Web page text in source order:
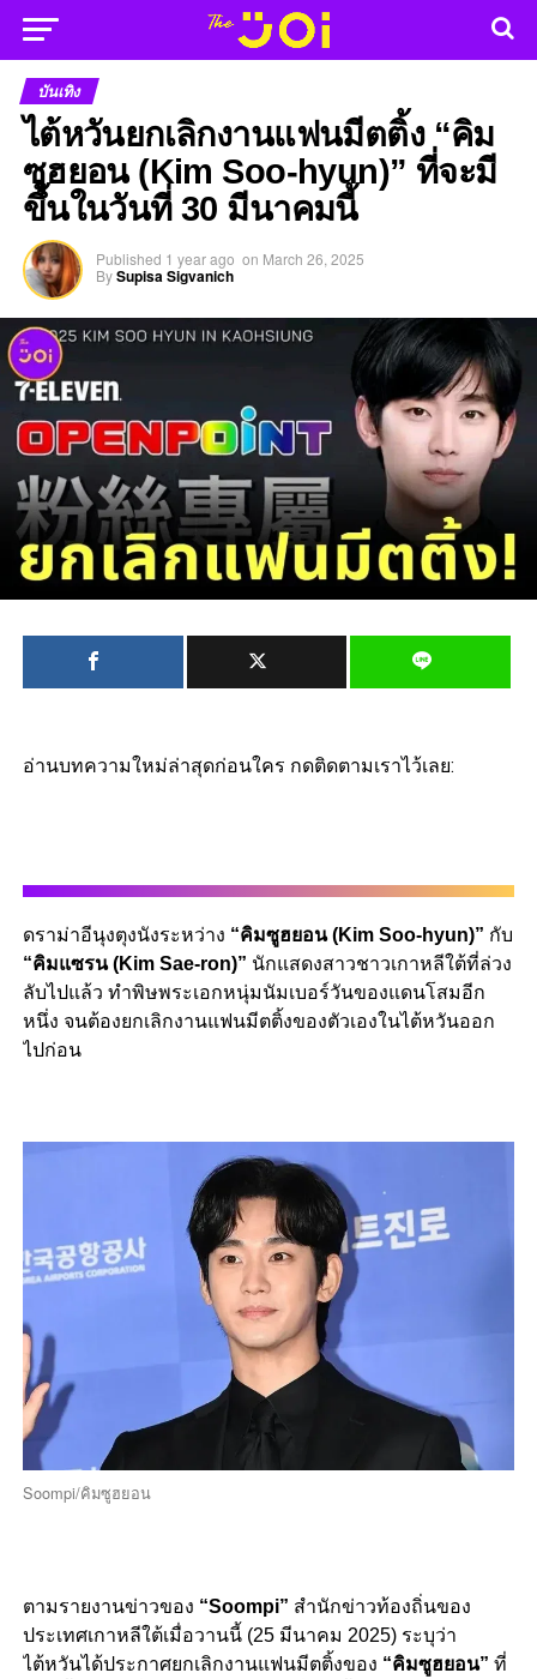
บันเทิง
ไต้หวันยกเลิกงานแฟนมีตติ้ง “คิม
ซูฮยอน (Kim Soo-hyun)” ที่จะมี
ขึ้นในวันที่ 30 มีนาคมนี้
Published 1 year ago on March 26, 2025
BySupisa Sigvanich
อ่านบทความใหม่ล่าสุดก่อนใคร กดติดตามเราไว้เลย:
ดราม่าอีนุงตุงนังระหว่าง “คิมซูฮยอน (Kim Soo-hyun)” กับ
“คิมแซรน (Kim Sae-ron)” นักแสดงสาวชาวเกาหลีใต้ที่ล่วง
ลับไปแล้ว ทำพิษพระเอกหนุ่มนัมเบอร์วันของแดนโสมอีก
หนึ่ง จนต้องยกเลิกงานแฟนมีตติ้งของตัวเองในไต้หวันออก
ไปก่อน
Soompi/คิมซูฮยอน
ตามรายงานข่าวของ “Soompi” สำนักข่าวท้องถิ่นของ
ประเทศเกาหลีใต้เมื่อวานนี้ (25 มีนาคม 2025) ระบุว่า
ไต้หวันได้ประกาศยกเลิกงานแฟนมีตติ้งของ “คิมซูฮยอน” ที่